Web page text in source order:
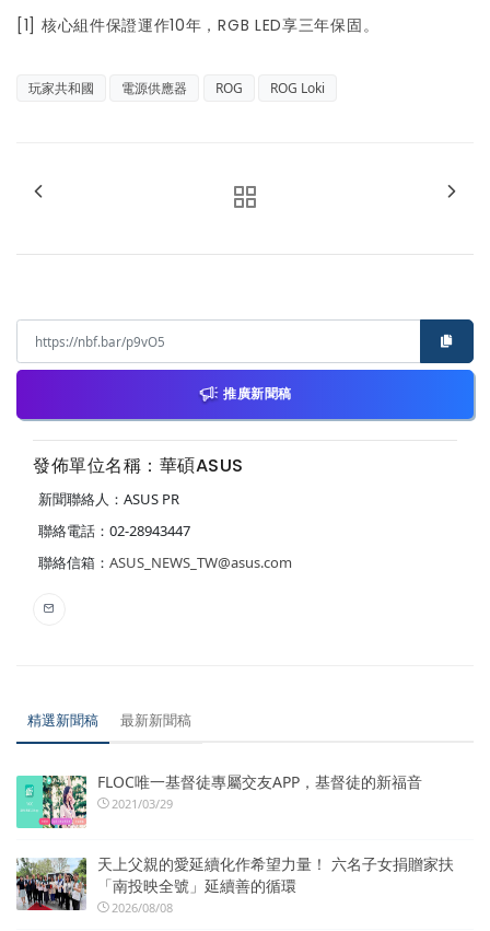
[1] 核心組件保證運作10年，RGB LED享三年保固。
玩家共和國 電源供應器 ROG ROG Loki
推廣新聞稿
發佈單位名稱：華碩ASUS
新聞聯絡人：ASUS PR
聯絡電話：02-28943447
聯絡信箱： ASUS_NEWS_TW@asus.com
精選新聞稿 最新新聞稿
FLOC唯一基督徒專屬交友APP，基督徒的新福音
2021/03/29
天上父親的愛延續化作希望力量！ 六名子女捐贈家扶
「南投映全號」延續善的循環
2026/08/08